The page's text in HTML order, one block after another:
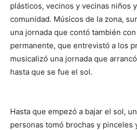
plásticos, vecinos y vecinas niños
comunidad. Músicos de la zona,
una jornada que contó también
permanente, que entrevistó a los
musicalizó una jornada que
hasta que se fue el sol.
Hasta que empezó a bajar el sol,
personas tomó brochas y pinceles